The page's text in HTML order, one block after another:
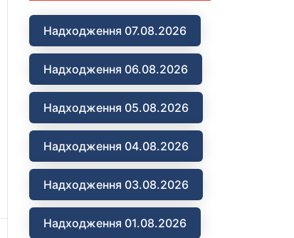
Надходження 07.08.2026
Надходження 06.08.2026
Надходження 05.08.2026
Надходження 04.08.2026
Надходження 03.08.2026
Надходження 01.08.2026